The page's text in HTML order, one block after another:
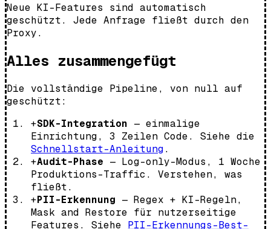
Neue KI-Features sind automatisch
geschützt. Jede Anfrage fließt durch den
Proxy.
Alles zusammengefügt
Die vollständige Pipeline, von null auf
geschützt:
+SDK-Integration — einmalige
Einrichtung, 3 Zeilen Code. Siehe die
Schnellstart-Anleitung.
+Audit-Phase — Log-only-Modus, 1 Woche
Produktions-Traffic. Verstehen, was
fließt.
+PII-Erkennung — Regex + KI-Regeln,
Mask and Restore für nutzerseitige
Features. Siehe PII-Erkennungs-Best-